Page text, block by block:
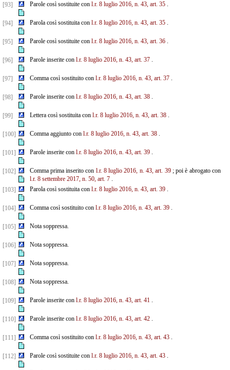
[93] Parole così sostituite con l.r. 8 luglio 2016, n. 43, art. 35.
[94] Parola così sostituita con l.r. 8 luglio 2016, n. 43, art. 35.
[95] Parole così sostituite con l.r. 8 luglio 2016, n. 43, art. 36.
[96] Parole inserite con l.r. 8 luglio 2016, n. 43, art. 37.
[97] Comma così sostituito con l.r. 8 luglio 2016, n. 43, art. 37.
[98] Parole inserite con l.r. 8 luglio 2016, n. 43, art. 38.
[99] Lettera così sostituita con l.r. 8 luglio 2016, n. 43, art. 38.
[100] Comma aggiunto con l.r. 8 luglio 2016, n. 43, art. 38.
[101] Parole inserite con l.r. 8 luglio 2016, n. 43, art. 39.
[102] Comma prima inserito con l.r. 8 luglio 2016, n. 43, art. 39; poi è abrogato con
l.r. 8 settembre 2017, n. 50, art. 7.
[103]
Parola così sostituita con l.r. 8 luglio 2016, n. 43, art. 39.
[104] Comma così sostituito con l.r. 8 luglio 2016, n. 43, art. 39.
[105] Nota soppressa.
[106] Nota soppressa.
[107] Nota soppressa.
[108] Nota soppressa.
[109] Parole inserite con l.r. 8 luglio 2016, n. 43, art. 41.
[110] Parole inserite con l.r. 8 luglio 2016, n. 43, art. 42.
[111] Comma così sostituito con l.r. 8 luglio 2016, n. 43, art. 43.
[112] Parole così sostituite con l.r. 8 luglio 2016, n. 43, art. 43.